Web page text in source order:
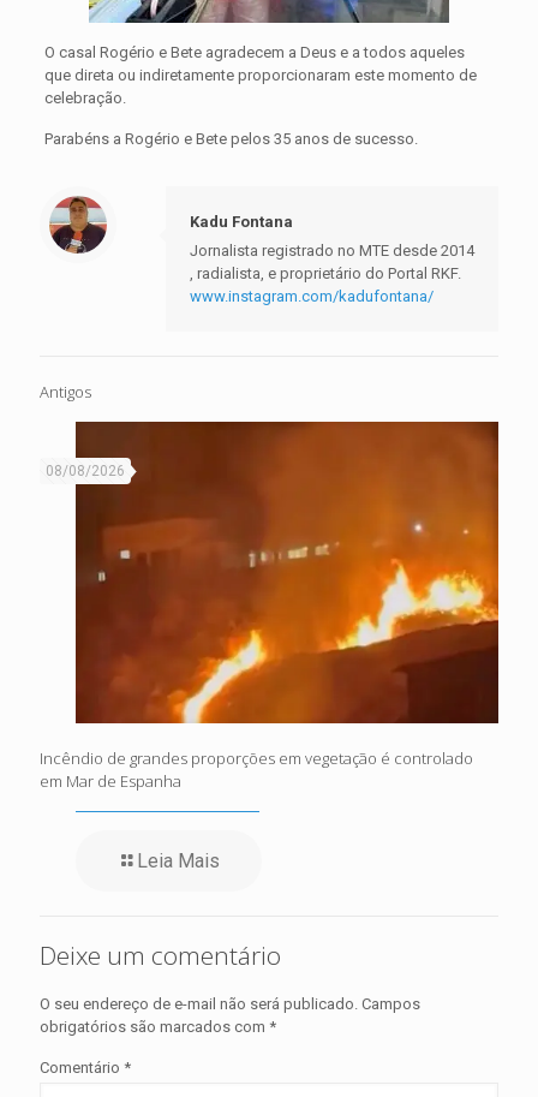
O casal Rogério e Bete agradecem a Deus e a todos aqueles
que direta ou indiretamente proporcionaram este momento de
celebração.
Parabéns a Rogério e Bete pelos 35 anos de sucesso.
Kadu Fontana
Jornalista registrado no MTE desde 2014
, radialista, e proprietário do Portal RKF.
www.instagram.com/kadufontana/
Antigos
08/08/2026
Incêndio de grandes proporções em vegetação é controlado
em Mar de Espanha
Leia Mais
Deixe um comentário
O seu endereço de e-mail não será publicado. Campos
obrigatórios são marcados com *
Comentário *